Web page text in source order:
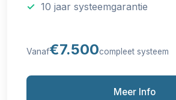
10 jaar systeemgarantie
Vanaf€7.500compleet systeem
Meer Info